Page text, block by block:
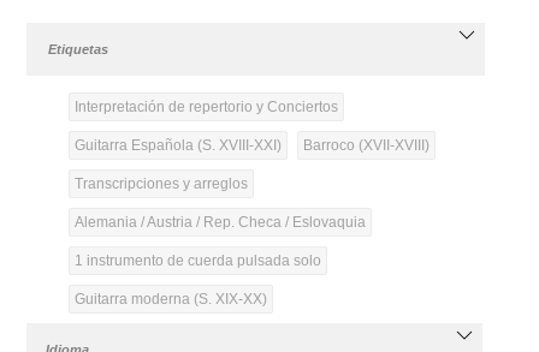
Etiquetas
Interpretación de repertorio y Conciertos
Guitarra Española (S. XVIII-XXI) Barroco (XVII-XVIII)
Transcripciones y arreglos
Alemania / Austria / Rep. Checa / Eslovaquia
1 instrumento de cuerda pulsada solo
Guitarra moderna (S. XIX-XX)